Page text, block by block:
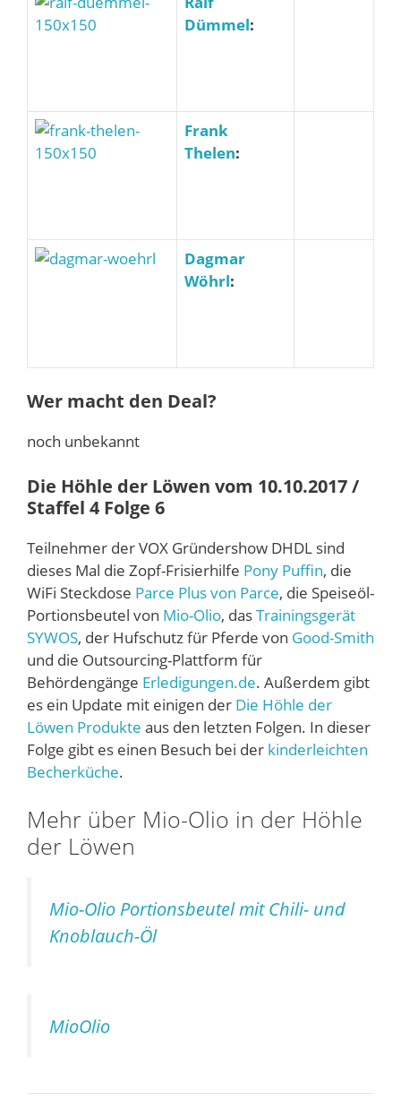
Dümmel:
Frank
Thelen:
Dagmar
Wöhrl:
Wer macht den Deal?
noch unbekannt
Die Höhle der Löwen vom 10.10.2017 /
Staffel 4 Folge 6
Teilnehmer der VOX Gründershow DHDL sind
dieses Mal die Zopf-Frisierhilfe Pony Puffin, die
WiFi Steckdose Parce Plus von Parce, die Speiseöl-
Portionsbeutel von Mio-Olio, dasTrainingsgerät
SYWOS, der Hufschutz für Pferde von Good-Smith
und die Outsourcing-Plattform für
Behördengänge Erledigungen.de. Außerdem gibt
es ein Update mit einigen der Die Höhle der
Löwen Produkte aus den letzten Folgen. In dieser
Folge gibt es einen Besuch bei der kinderleichten
Becherküche.
Mehr über Mio-Olio in der Höhle
der Löwen
Mio-Olio Portionsbeutel mit Chili- und
Knoblauch-Öl
MioOlio